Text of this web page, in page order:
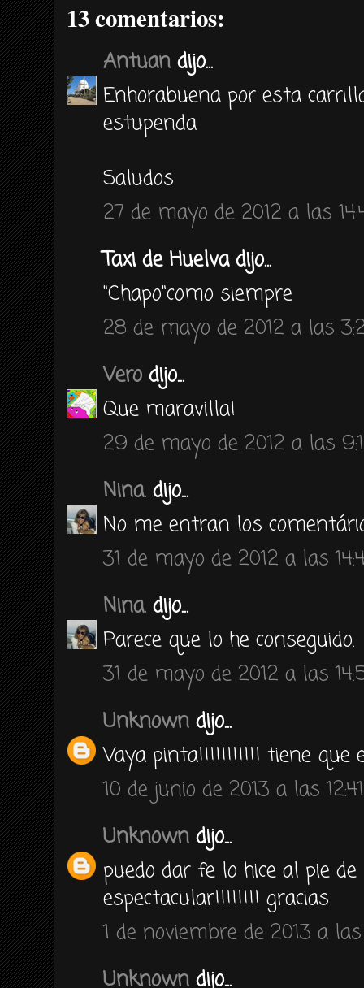
13 comentarios:
Antuan dijo...
Enhorabuena por esta
estupenda
Saludos
27 de mayo de 2012 a las
Taxi de Huelva dijo...
"Chapo"como siempre
28 de mayo de 2012 a las
Vero dijo...
Que maravilla!
29 de mayo de 2012 a las
Nina. dijo...
No me entran los
31 de mayo de 2012 a las
Nina. dijo...
Parece que lo he conseguido.
31 de mayo de 2012 a las
Unknown dijo...
Vaya pinta!!!!!!!!!!! tiene que
10 de junio de 2013 a las 12:41
Unknown dijo...
puedo dar fe lo hice al pie
espectacular!!!!!!!! gracias
1 de noviembre de 2013 a las
Unknown dijo...